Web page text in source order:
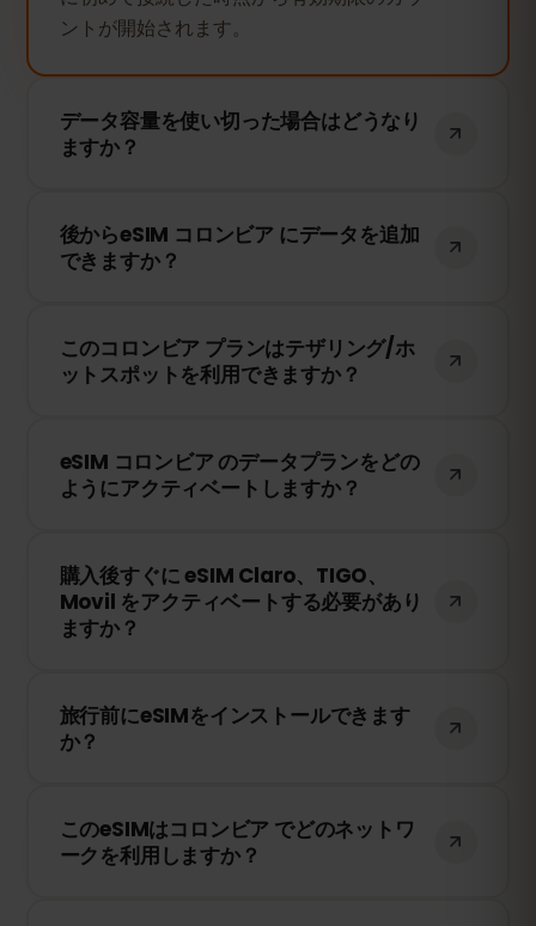
ントが開始されます。
データ容量を使い切った場合はどうなり
ますか？
接続は停止します。eSIMFOXのダッシュボ
ードから簡単にデータを追加購入して、引
後からeSIM コロンビア にデータを追加
できますか？
く、いつでもデータを追加できます。アカ
ウントにログインして、必要なデータ量を
このコロンビア プランはテザリング/ホ
ットスポットを利用できますか？
して、他のデバイスとインターネット接続
を共有できます。ただし、速度や接続状況
eSIM コロンビア のデータプランをどの
ようにアクティベートしますか？
トフォンのeSIM設定でQRコードをスキャ
ンするだけで、すぐに利用できます！物理
SIMカードの交換は不要です。
購入後すぐに eSIM Claro、TIGO、
Movil をアクティベートする必要があり
ますか？
ます。ただし、Claro、TIGO、Movil のネッ
トワークに接続したときにのみ有効期限の
旅行前にeSIMをインストールできます
か？
とをおすすめします。ただし、コロンビア
に到着するまでネットワークに接続しない
このeSIMはコロンビア でどのネットワ
ークを利用しますか？